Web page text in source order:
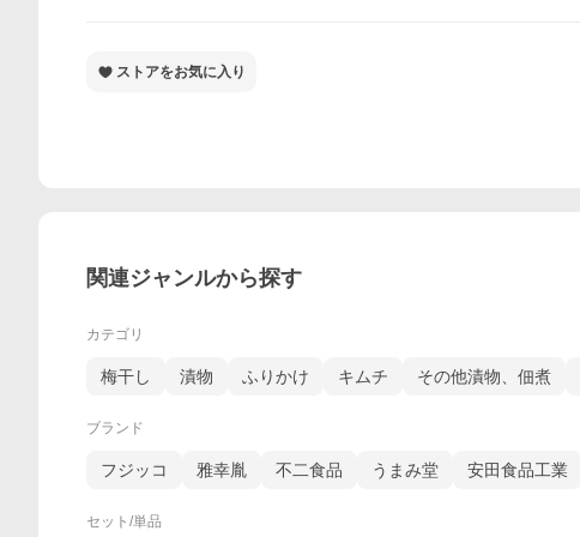
ストアをお気に入り
関連ジャンルから探す
カテゴリ
梅干し 漬物 ふりかけ キムチ その他漬物、佃煮
ブランド
フジッコ 雅幸胤 不二食品 うまみ堂 安田食品工業
セット/単品